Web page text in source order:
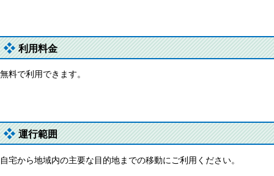
利用料金
無料で利用できます。
運行範囲
自宅から地域内の主要な目的地までの移動にご利用ください。